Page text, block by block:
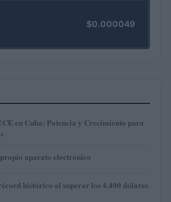
$0.000049
en Cuba: Potencia y Crecimiento para
aparato electrónico
histórico al superar los 4.400 dólares